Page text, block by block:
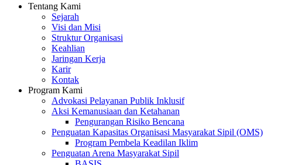
Tentang Kami
Sejarah
Visi dan Misi
Struktur Organisasi
Keahlian
Jaringan Kerja
Karir
Kontak
Program Kami
Advokasi Pelayanan Publik Inklusif
Aksi Kemanusiaan dan Ketahanan
Pengurangan Risiko Bencana
Penguatan Kapasitas Organisasi Masyarakat Sipil (OMS)
Program Pembela Keadilan Iklim
Penguatan Arena Masyarakat Sipil